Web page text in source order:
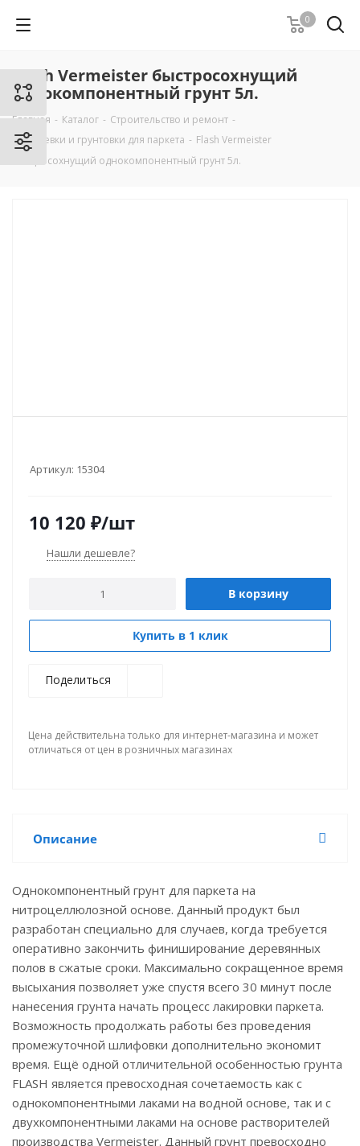
0
Flash Vermeister быстросохнущий
однокомпонентный грунт 5л.
Главная - Каталог - Строительство и ремонт -
Шпаклевки и грунтовки для паркета - Flash Vermeister
быстросохнущий однокомпонентный грунт 5л.
Артикул: 15304
10 120 ₽/шт
Нашли дешевле?
В корзину
Купить в 1 клик
Поделиться
Цена действительна только для интернет-магазина и может
отличаться от цен в розничных магазинах
Описание
Однокомпонентный грунт для паркета на
нитроцеллюлозной основе. Данный продукт был
разработан специально для случаев, когда требуется
оперативно закончить финиширование деревянных
полов в сжатые сроки. Максимально сокращенное время
высыхания позволяет уже спустя всего 30 минут после
нанесения грунта начать процесс лакировки паркета.
Возможность продолжать работы без проведения
промежуточной шлифовки дополнительно экономит
время. Ещё одной отличительной особенностью грунта
FLASH является превосходная сочетаемость как с
однокомпонентными лаками на водной основе, так и с
двухкомпонентными лаками на основе растворителей
производства Vermeister. Данный грунт превосходно